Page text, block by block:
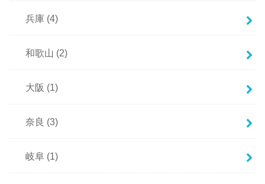
兵庫 (4)
和歌山 (2)
大阪 (1)
奈良 (3)
岐阜 (1)